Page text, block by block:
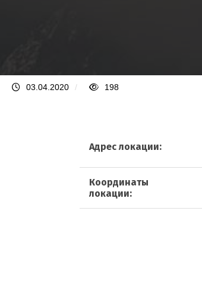
03.04.2020 / 198
Адрес локации:
Координаты
локации: